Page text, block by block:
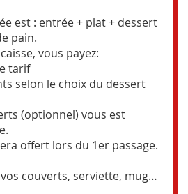
est : entrée + plat + dessert
pain.
vous payez:
tarif
selon le choix du dessert
(optionnel) vous est
offert lors du 1er passage.
couverts, serviette, mug…